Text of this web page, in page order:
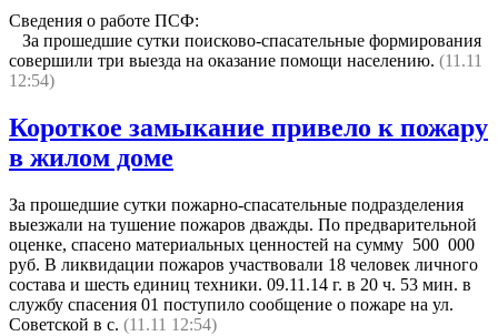
Сведения о работе ПСФ:
За прошедшие сутки поисково-спасательные формирования
совершили три выезда на оказание помощи населению. (11.11
12:54)
Короткое замыкание привело к пожару
в жилом доме
За прошедшие сутки пожарно-спасательные подразделения
выезжали на тушение пожаров дважды. По предварительной
оценке, спасено материальных ценностей на сумму 500 000
руб. В ликвидации пожаров участвовали 18 человек личного
состава и шесть единиц техники. 09.11.14 г. в 20 ч. 53 мин. в
службу спасения 01 поступило сообщение о пожаре на ул.
Советской в с. (11.11 12:54)